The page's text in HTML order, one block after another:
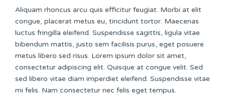
Aliquam rhoncus arcu quis efficitur feugiat. Morbi at elit
congue, placerat metus eu, tincidunt tortor. Maecenas
luctus fringilla eleifend. Suspendisse sagittis, ligula vitae
bibendum mattis, justo sem facilisis purus, eget posuere
metus libero sed risus. Lorem ipsum dolor sit amet,
consectetur adipiscing elit. Quisque at congue velit. Sed
sed libero vitae diam imperdiet eleifend. Suspendisse vitae
mi felis. Nam consectetur nec felis eget tempus.